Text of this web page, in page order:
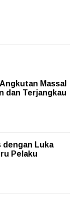
Massal
dan Terjangkau
dengan Luka
Pelaku